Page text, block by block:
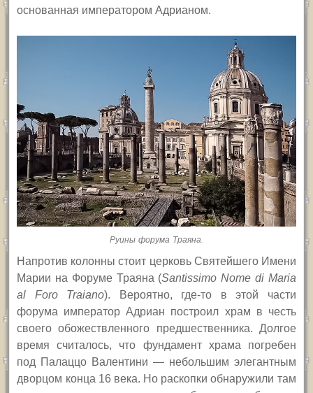
основанная императором Адрианом.
Руины форума Траяна.
Напротив колонны стоит церковь Святейшего Имени
Марии на Форуме Траяна (Santissimo Nome di Maria
al Foro Traiano). Вероятно, где-то в этой части
форума император Адриан построил храм в честь
своего обожествленного предшественника. Долгое
время считалось, что фундамент храма погребен
под Палаццо Валентини — небольшим элегантным
дворцом конца 16 века. Но раскопки обнаружили там